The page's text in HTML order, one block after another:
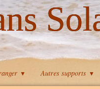
▼ Autres supports ▼